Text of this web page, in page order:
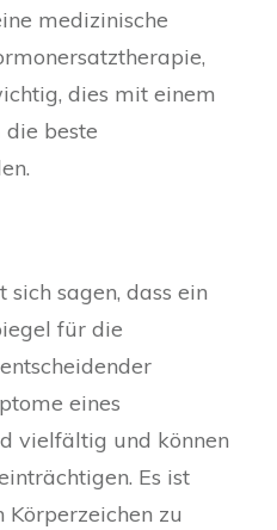
medizinische
dies mit einem
die beste
sich sagen, dass ein
für die
eines
vielfältig und können
Es ist
zu